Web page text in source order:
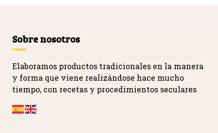
Sobre nosotros
Elaboramos productos tradicionales en la manera
y forma que viene realizándose hace mucho
tiempo, con recetas y procedimientos seculares